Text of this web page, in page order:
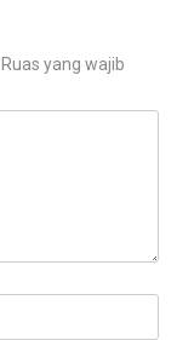
Ruas yang wajib